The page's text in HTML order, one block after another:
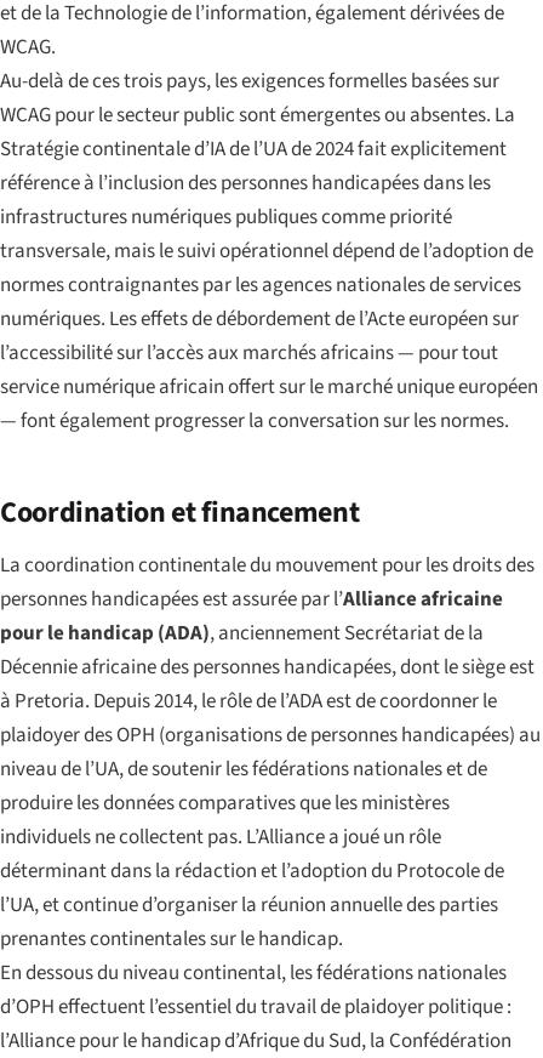
et de la Technologie de l’information, également dérivées de
WCAG.
Au-delà de ces trois pays, les exigences formelles basées sur
WCAG pour le secteur public sont émergentes ou absentes. La
Stratégie continentale d’IA de l’UA de 2024 fait explicitement
référence à l’inclusion des personnes handicapées dans les
infrastructures numériques publiques comme priorité
transversale, mais le suivi opérationnel dépend de l’adoption de
normes contraignantes par les agences nationales de services
numériques. Les effets de débordement de l’Acte européen sur
l’accessibilité sur l’accès aux marchés africains — pour tout
service numérique africain offert sur le marché unique européen
— font également progresser la conversation sur les normes.
Coordination et financement
La coordination continentale du mouvement pour les droits des
personnes handicapées est assurée par l’Alliance africaine
pour le handicap (ADA), anciennement Secrétariat de la
Décennie africaine des personnes handicapées, dont le siège est
à Pretoria. Depuis 2014, le rôle de l’ADA est de coordonner le
plaidoyer des OPH (organisations de personnes handicapées) au
niveau de l’UA, de soutenir les fédérations nationales et de
produire les données comparatives que les ministères
individuels ne collectent pas. L’Alliance a joué un rôle
déterminant dans la rédaction et l’adoption du Protocole de
l’UA, et continue d’organiser la réunion annuelle des parties
prenantes continentales sur le handicap.
En dessous du niveau continental, les fédérations nationales
d’OPH effectuent l’essentiel du travail de plaidoyer politique :
l’Alliance pour le handicap d’Afrique du Sud, la Confédération